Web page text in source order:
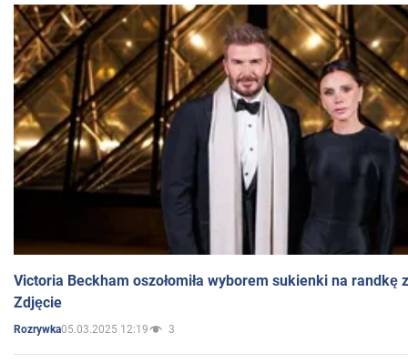
Victoria Beckham oszołomiła wyborem sukienki na randkę
Zdjęcie
Rozrywka05.03.2025 12:19 3